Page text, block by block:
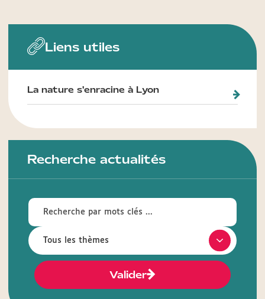
Liens utiles
La nature s'enracine à Lyon
Recherche actualités
Valider